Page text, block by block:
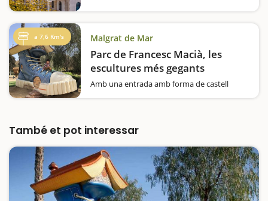
símbols de Calella. A l’exterior del far,
gaudireu…
a 7,6 Km's Malgrat de Mar
Parc de Francesc Macià, les
escultures més gegants
Amb una entrada amb forma de castell
els més petits de casa, no tinguin hora de
marxar. L’element més característic…
També et pot interessar